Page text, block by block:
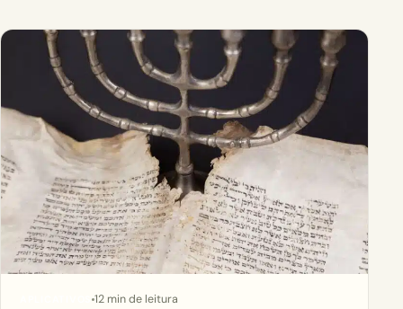
APLICATIVOS 12 min de leitura